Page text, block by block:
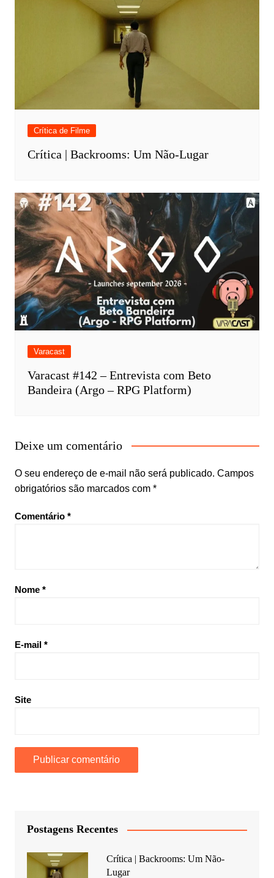
Crítica de Filme
Crítica | Backrooms: Um Não-Lugar
Varacast
Varacast #142 – Entrevista com Beto
Bandeira (Argo – RPG Platform)
Deixe um comentário
O seu endereço de e-mail não será publicado. Campos
obrigatórios são marcados com *
Comentário *
Nome *
E-mail *
Site
Postagens Recentes
Crítica | Backrooms: Um Não-
Lugar